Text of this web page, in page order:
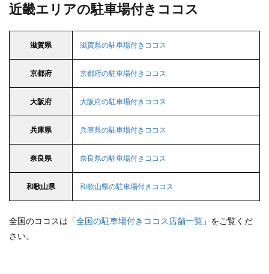
近畿エリアの駐車場付きココス
滋賀県 滋賀県の駐車場付きココス
京都府 京都府の駐車場付きココス
大阪府 大阪府の駐車場付きココス
兵庫県 兵庫県の駐車場付きココス
奈良県 奈良県の駐車場付きココス
和歌山県 和歌山県の駐車場付きココス
全国のココスは「全国の駐車場付きココス店舗一覧 」をご覧くだ
さい。